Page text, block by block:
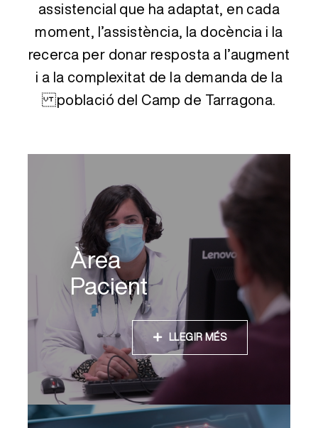
assistencial que ha adaptat, en cada
moment, l’assistència, la docència i la
recerca per donar resposta a l’augment
i a la complexitat de la demanda de la
població del Camp de Tarragona.
Àrea
Pacient
LLEGIR MÉS